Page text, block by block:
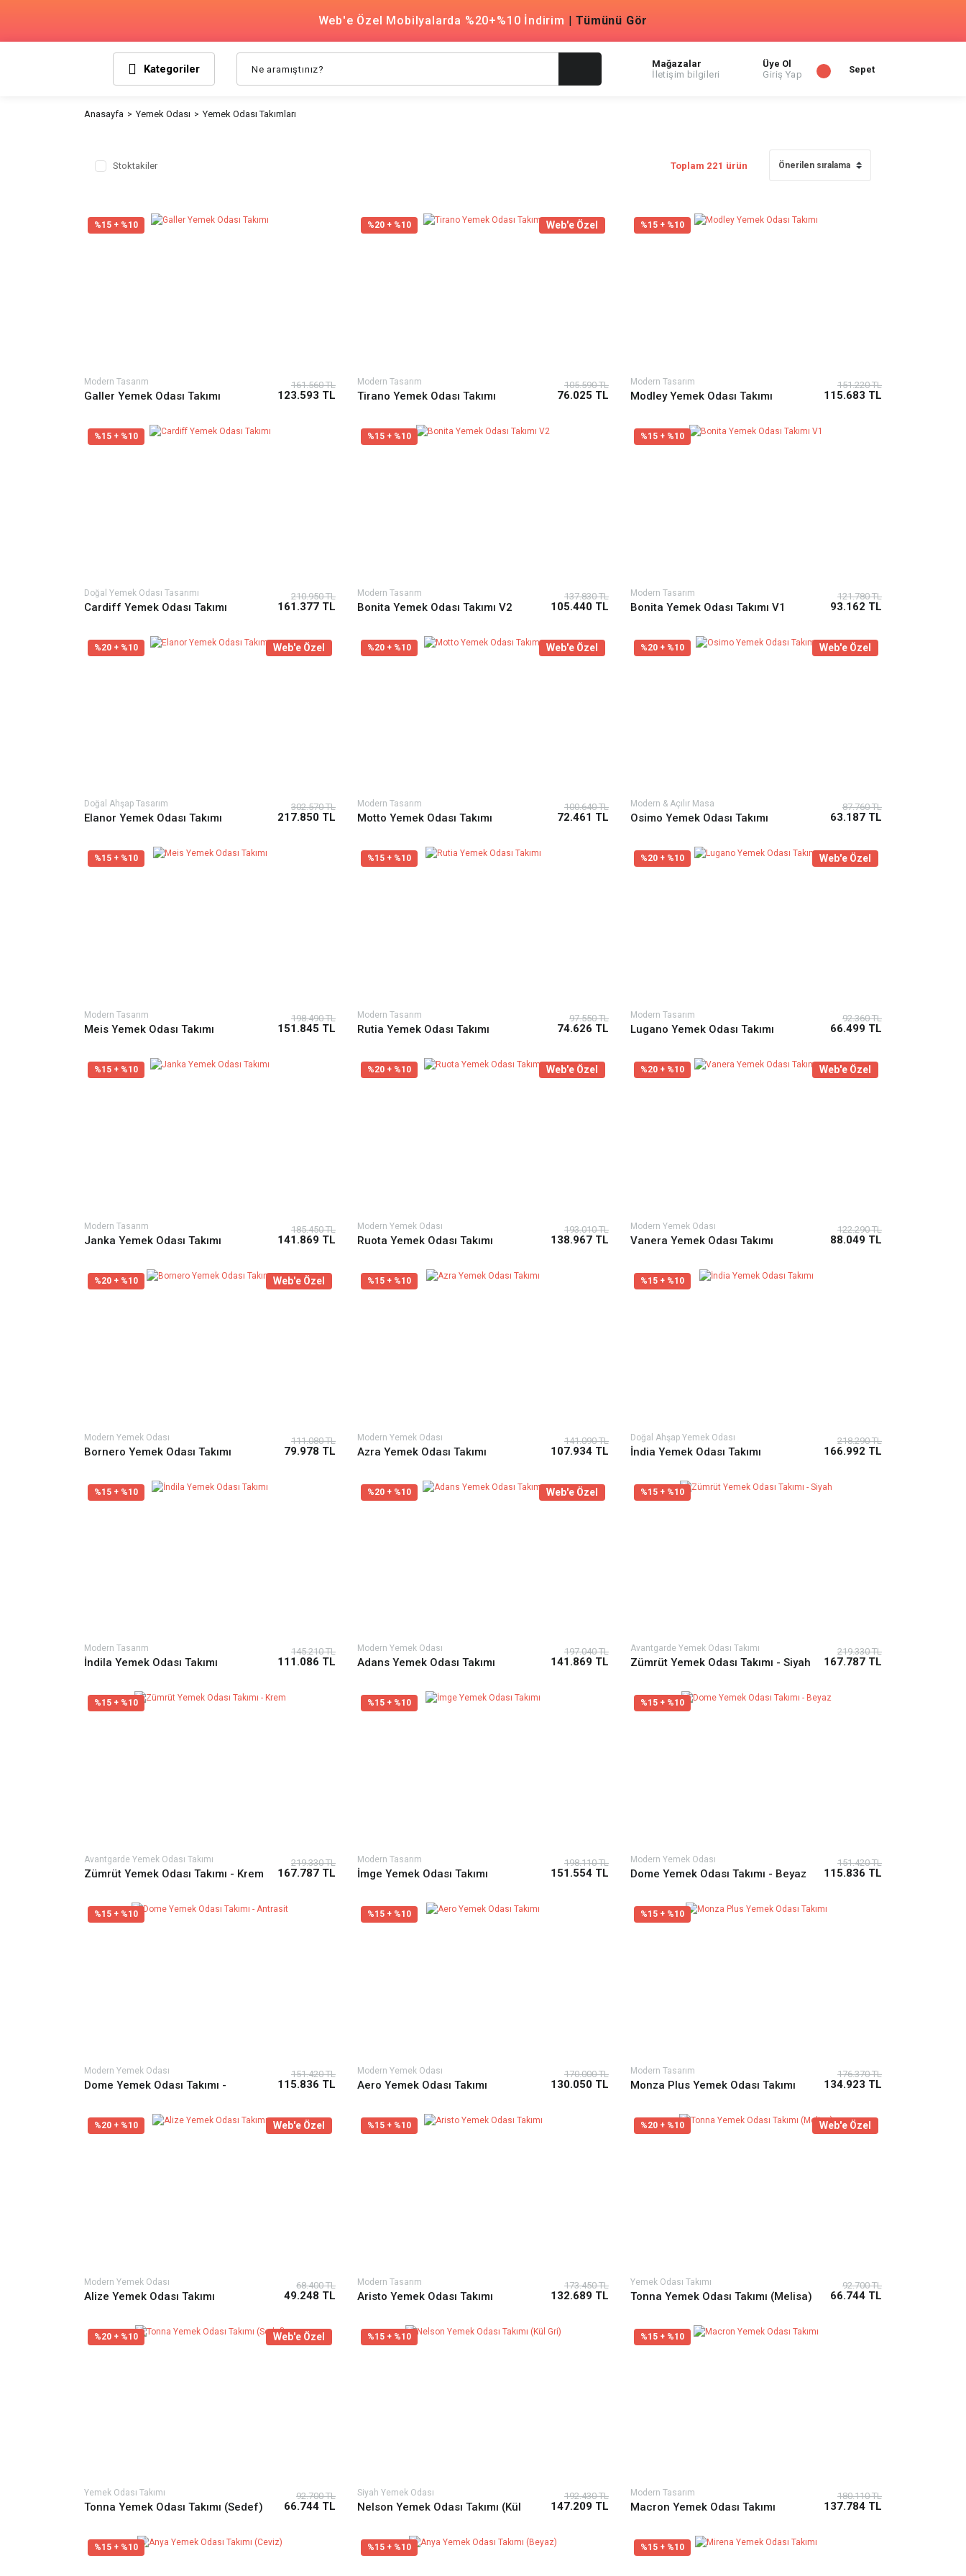
Web'e Özel Mobilyalarda %20+%10 İndirim |Tümünü Gör
Kategoriler
Mağazalar
İletişim bilgileri
Üye Ol
Giriş Yap
Sepet
Anasayfa Yemek Odası Yemek Odası Takımları
Stoktakiler Toplam 221 ürün
%15 + %10
Modern Tasarım
Galler Yemek Odası Takımı
161.560 TL
123.593 TL
%20 + %10 Web'e Özel
Modern Tasarım
Tirano Yemek Odası Takımı
105.590 TL
76.025 TL
%15 + %10
Modern Tasarım
Modley Yemek Odası Takımı
151.220 TL
115.683 TL
%15 + %10
Doğal Yemek Odası Tasarımı
Cardiff Yemek Odası Takımı
210.950 TL
161.377 TL
%15 + %10
Modern Tasarım
Bonita Yemek Odası Takımı V2
137.830 TL
105.440 TL
%15 + %10
Modern Tasarım
Bonita Yemek Odası Takımı V1
121.780 TL
93.162 TL
%20 + %10 Web'e Özel
Doğal Ahşap Tasarım
Elanor Yemek Odası Takımı
302.570 TL
217.850 TL
%20 + %10 Web'e Özel
Modern Tasarım
Motto Yemek Odası Takımı
100.640 TL
72.461 TL
%20 + %10 Web'e Özel
Modern & Açılır Masa
Osimo Yemek Odası Takımı
87.760 TL
63.187 TL
%15 + %10
Modern Tasarım
Meis Yemek Odası Takımı
198.490 TL
151.845 TL
%15 + %10
Modern Tasarım
Rutia Yemek Odası Takımı
97.550 TL
74.626 TL
%20 + %10 Web'e Özel
Modern Tasarım
Lugano Yemek Odası Takımı
92.360 TL
66.499 TL
%15 + %10
Modern Tasarım
Janka Yemek Odası Takımı
185.450 TL
141.869 TL
%20 + %10 Web'e Özel
Modern Yemek Odası
Ruota Yemek Odası Takımı
193.010 TL
138.967 TL
%20 + %10 Web'e Özel
Modern Yemek Odası
Vanera Yemek Odası Takımı
122.290 TL
88.049 TL
%20 + %10 Web'e Özel
Modern Yemek Odası
Bornero Yemek Odası Takımı
111.080 TL
79.978 TL
%15 + %10
Modern Yemek Odası
Azra Yemek Odası Takımı
141.090 TL
107.934 TL
%15 + %10
Doğal Ahşap Yemek Odası
İndia Yemek Odası Takımı
218.290 TL
166.992 TL
%15 + %10
Modern Tasarım
İndila Yemek Odası Takımı
145.210 TL
111.086 TL
%20 + %10 Web'e Özel
Modern Yemek Odası
Adans Yemek Odası Takımı
197.040 TL
141.869 TL
%15 + %10
Avantgarde Yemek Odası Takımı
Zümrüt Yemek Odası Takımı - Siyah
219.330 TL
167.787 TL
%15 + %10
Avantgarde Yemek Odası Takımı
Zümrüt Yemek Odası Takımı - Krem
219.330 TL
167.787 TL
%15 + %10
Modern Tasarım
İmge Yemek Odası Takımı
198.110 TL
151.554 TL
%15 + %10
Modern Yemek Odası
Dome Yemek Odası Takımı - Beyaz
151.420 TL
115.836 TL
%15 + %10
Modern Yemek Odası
Dome Yemek Odası Takımı -
151.420 TL
115.836 TL
%15 + %10
Modern Yemek Odası
Aero Yemek Odası Takımı
170.000 TL
130.050 TL
%15 + %10
Modern Tasarım
Monza Plus Yemek Odası Takımı
176.370 TL
134.923 TL
%20 + %10 Web'e Özel
Modern Yemek Odası
Alize Yemek Odası Takımı
68.400 TL
49.248 TL
%15 + %10
Modern Tasarım
Aristo Yemek Odası Takımı
173.450 TL
132.689 TL
%20 + %10 Web'e Özel
Yemek Odası Takımı
Tonna Yemek Odası Takımı (Melisa)
92.700 TL
66.744 TL
%20 + %10 Web'e Özel
Yemek Odası Takımı
Tonna Yemek Odası Takımı (Sedef)
92.700 TL
66.744 TL
%15 + %10
Siyah Yemek Odası
Nelson Yemek Odası Takımı (Kül
192.430 TL
147.209 TL
%15 + %10
Modern Tasarım
Macron Yemek Odası Takımı
180.110 TL
137.784 TL
%15 + %10 %15 + %10 %15 + %10